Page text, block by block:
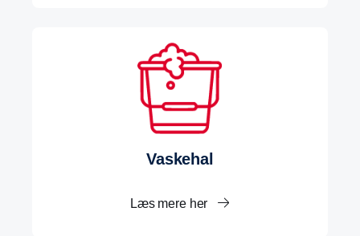
Vaskehal
Læs mere her